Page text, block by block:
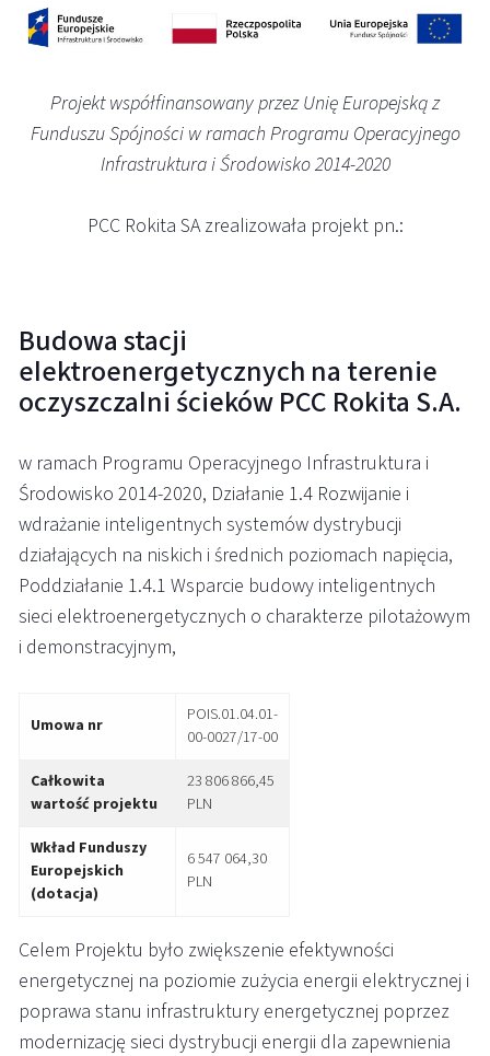
Projekt współfinansowany przez Unię Europejską z
Funduszu Spójności w ramach Programu Operacyjnego
Infrastruktura i Środowisko 2014-2020
PCC Rokita SA zrealizowała projekt pn.:
Budowa stacji
elektroenergetycznych na terenie
oczyszczalni ścieków PCC Rokita S.A.
w ramach Programu Operacyjnego Infrastruktura i
Środowisko 2014-2020, Działanie 1.4 Rozwijanie i
wdrażanie inteligentnych systemów dystrybucji
działających na niskich i średnich poziomach napięcia,
Poddziałanie 1.4.1 Wsparcie budowy inteligentnych
sieci elektroenergetycznych o charakterze pilotażowym
i demonstracyjnym,
Umowa nr
POIS.01.04.01-
00-0027/17-00
Całkowita
wartość projektu
23 806 866,45
PLN
Wkład Funduszy
Europejskich
(dotacja)
6 547 064,30
PLN
Celem Projektu było zwiększenie efektywności
energetycznej na poziomie zużycia energii elektrycznej i
poprawa stanu infrastruktury energetycznej poprzez
modernizację sieci dystrybucji energii dla zapewnienia